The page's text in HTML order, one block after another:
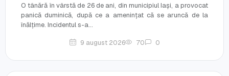
O tânără în vârstă de 26 de ani, din municipiul Iași, a provocat
panică duminică, după ce a amenințat că se aruncă de la
înălțime. Incidentul s-a...
9 august 2026 70 0